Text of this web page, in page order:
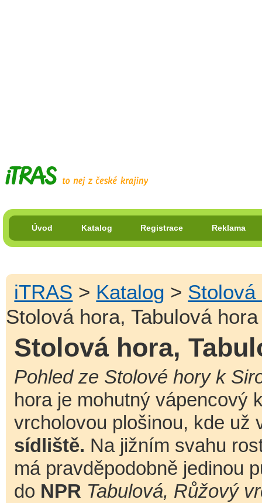
Úvod Katalog Registrace Reklama
iTRAS > Katalog > Stolová
Stolová hora, Tabulová
Stolová hora,
Pohled ze Stolové hory k
hora je mohutný vápencový
vrcholovou plošinou, kde
sídliště. Na jižním svahu
má pravděpodobně jedinou
do NPR Tabulová, Růžový